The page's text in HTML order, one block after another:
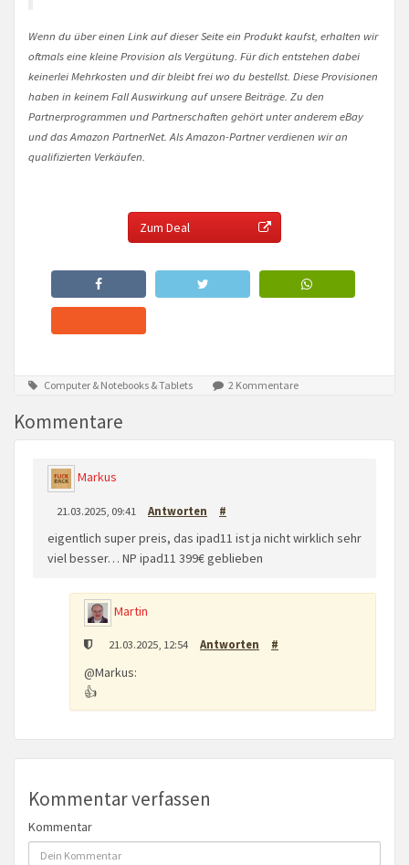
Wenn du über einen Link auf dieser Seite ein Produkt kaufst, erhalten wir
oftmals eine kleine Provision als Vergütung. Für dich entstehen dabei
keinerlei Mehrkosten und dir bleibt frei wo du bestellst. Diese Provisionen
haben in keinem Fall Auswirkung auf unsere Beiträge. Zu den
Partnerprogrammen und Partnerschaften gehört unter anderem eBay
und das Amazon PartnerNet. Als Amazon-Partner verdienen wir an
qualifizierten Verkäufen.
Zum Deal
Computer & Notebooks & Tablets 2 Kommentare
Kommentare
Markus
21.03.2025, 09:41 Antworten #
eigentlich super preis, das ipad11 ist ja nicht wirklich sehr
viel besser… NP ipad11 399€ geblieben
Martin
21.03.2025, 12:54 Antworten #
@Markus:
👍
Kommentar verfassen
Kommentar